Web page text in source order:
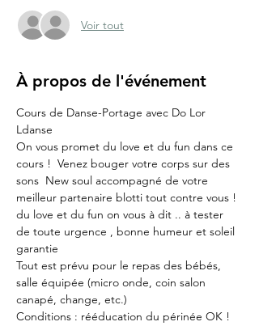
Voir tout
À propos de l'événement
Cours de Danse-Portage avec Do Lor
Ldanse
On vous promet du love et du fun dans ce
cours !  Venez bouger votre corps sur des
sons  New soul accompagné de votre
meilleur partenaire blotti tout contre vous !
du love et du fun on vous à dit .. à tester
de toute urgence , bonne humeur et soleil
garantie
Tout est prévu pour le repas des bébés,
salle équipée (micro onde, coin salon
canapé, change, etc.)
Conditions : rééducation du périnée OK !